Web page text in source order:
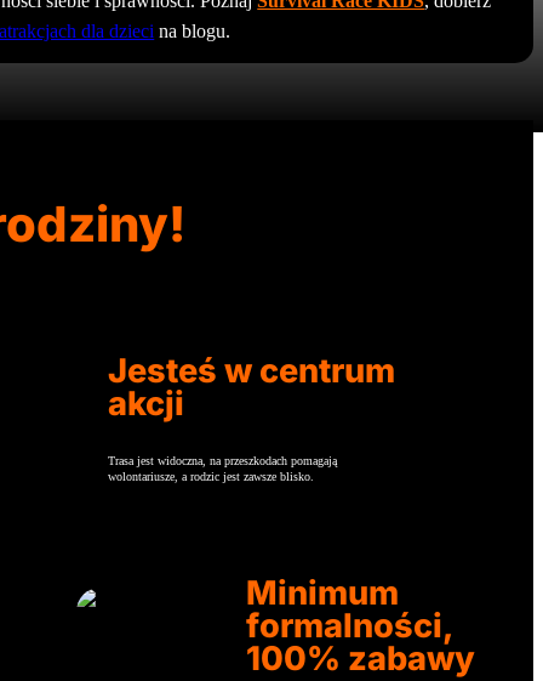
atrakcjach dla dzieci na blogu.
Jesteś w centrum
akcji
Trasa jest widoczna, na przeszkodach pomagają
wolontariusze, a rodzic jest zawsze blisko.
Minimum
formalności,
100% zabawy